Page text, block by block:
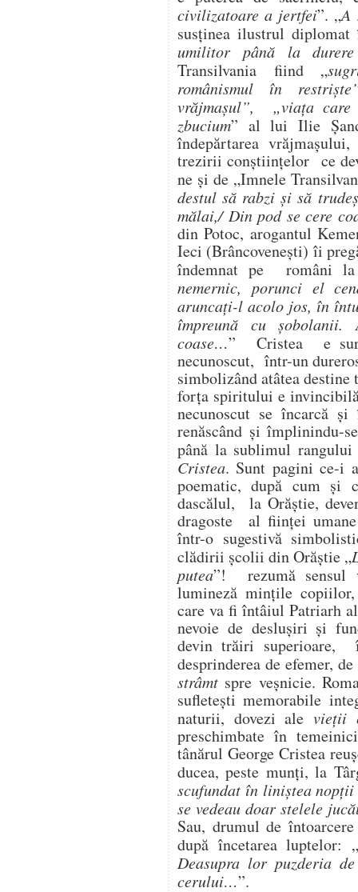
civilizatoare a jertfei”. „A
susţinea ilustrul
umilitor până la
Transilvania fiind „
românismul în restrişte
vrăjmaşul”, „viaţa care
zbucium” al lui Ilie
îndepărtarea
trezirii conştiinţelor ce
ne şi de „Imnele
destul să rabzi şi să
mălai,/ Din pod se cere
din Potoc, arogantul
Ieci (Brâncoveneşti) îi
îndemnat pe români
nemernic, porunci el
aruncaţi-l acolo jos, în
împreună cu
coase…” Cristea e
necunoscut, într-un
simbolizând atâtea
forţa spiritului e
necunoscut se încarcă
renăscând şi împlinindu-
până la sublimul
Cristea. Sunt pagini ce-i
poematic, după cum
dascălul, la Orăştie,
dragoste al fiinţei
într-o sugestivă
clădirii şcolii din Orăştie „
putea”! rezumă sensul
lumineză minţile
care va fi întâiul Patriarh
nevoie de desluşiri şi
devin trăiri superioare,
desprinderea de efemer,
strâmt spre veşnicie.
sufleteşti memorabile
naturii, dovezi ale vieţii
preschimbate în
tânărul George Cristea
ducea, peste munţi, la
scufundat în liniştea
se vedeau doar stelele
Sau, drumul de
după încetarea luptelor: „
Deasupra lor puzderia
cerului…”.